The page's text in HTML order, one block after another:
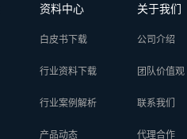
资料中心
白皮书下载
行业资料下载
行业案例解析
产品动态
关于我们
公司介绍
团队价值观
联系我们
代理合作